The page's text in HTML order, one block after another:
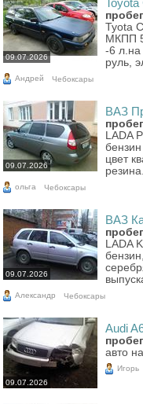
09.07.2026
Toyota
Tyota
МКПП
-6 л.на
руль,
Андрей Чебоксары
09.07.2026
ВАЗ
LADA
цвет
ольга Чебоксары
09.07.2026
ВАЗ
LADA
Александр Чебоксары
09.07.2026
Audi
авто
Игорь